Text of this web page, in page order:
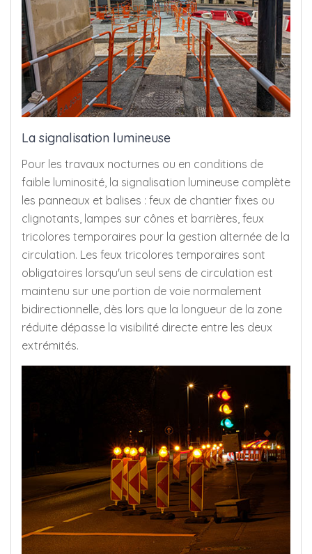
La signalisation lumineuse
Pour les travaux nocturnes ou en conditions de
faible luminosité, la signalisation lumineuse complète
les panneaux et balises : feux de chantier fixes ou
clignotants, lampes sur cônes et barrières, feux
tricolores temporaires pour la gestion alternée de la
circulation. Les feux tricolores temporaires sont
obligatoires lorsqu'un seul sens de circulation est
maintenu sur une portion de voie normalement
bidirectionnelle, dès lors que la longueur de la zone
réduite dépasse la visibilité directe entre les deux
extrémités.